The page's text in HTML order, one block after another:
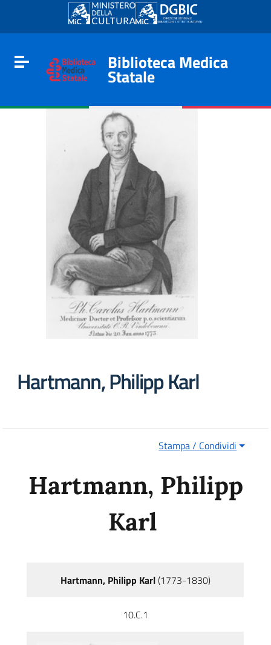
Go to content
Go to the navigation menu
Go to the footer
Toggle navigation
Biblioteca Medica
Statale
Hartmann, Philipp Karl
Stampa / Condividi
Hartmann, Philipp
Karl
Hartmann, Philipp Karl(1773-1830)
10.C.1